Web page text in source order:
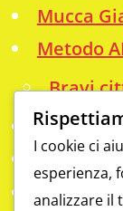
Mucca
Metodo
Bravi
Info
Contatti
I cookie ci
esperienza,
analizzare il